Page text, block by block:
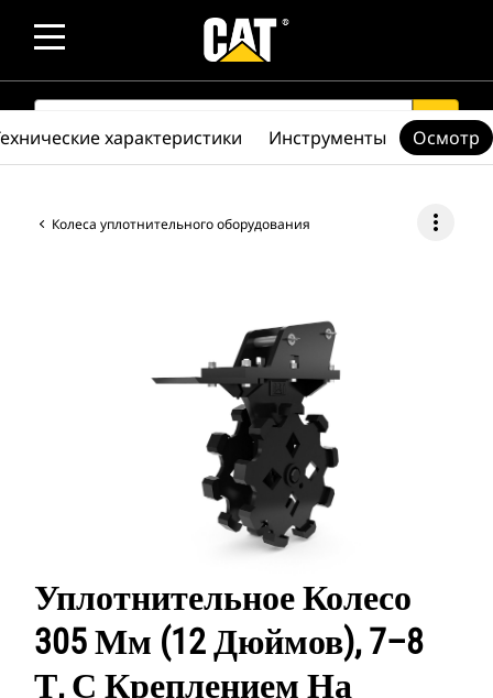
SEARCH search
Колеса уплотнительного оборудования more_vert
Уплотнительное Колесо
305 Мм (12 Дюймов), 7–8
Т, С Креплением На
характеристики Инструменты Осмотр